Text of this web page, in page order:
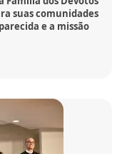
suas comunidades
e a missão